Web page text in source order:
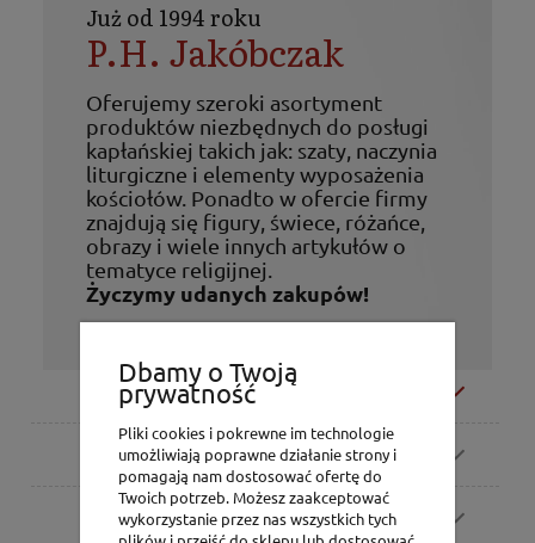
Już od 1994 roku
P.H. Jakóbczak
Oferujemy szeroki asortyment
produktów niezbędnych do posługi
kapłańskiej takich jak: szaty, naczynia
liturgiczne i elementy wyposażenia
kościołów. Ponadto w ofercie firmy
znajdują się figury, świece, różańce,
obrazy i wiele innych artykułów o
tematyce religijnej.
Życzymy udanych zakupów!
Moje konto
Zamówienia
Pomoc
Dbamy o Twoją
prywatność
Pliki cookies i pokrewne im technologie
umożliwiają poprawne działanie strony i
pomagają nam dostosować ofertę do
Twoich potrzeb. Możesz zaakceptować
wykorzystanie przez nas wszystkich tych